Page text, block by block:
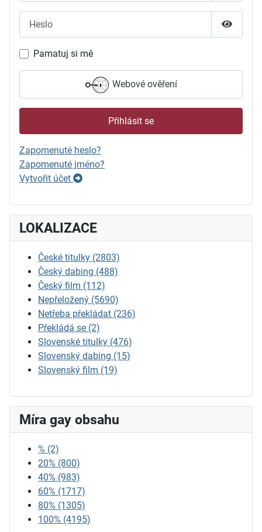
Pamatuj si mě
Webové ověření
Přihlásit se
Zapomenuté heslo?
Zapomenuté jméno?
Vytvořit účet
LOKALIZACE
České titulky (2803)
Český dabing (488)
Český film (112)
Nepřeložený (5690)
Netřeba překládat (236)
Překládá se (2)
Slovenské titulky (476)
Slovenský dabing (15)
Slovenský film (19)
Míra gay obsahu
% (2)
20% (800)
40% (983)
60% (1717)
80% (1305)
100% (4195)